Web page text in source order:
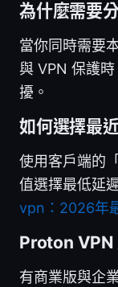
為什麼需要
當你同時需要
與 VPN 保護
擾。
如何選擇最
使用客戶端的
值選擇最低延
vpn：2026年
Proton VPN
有商業版與企